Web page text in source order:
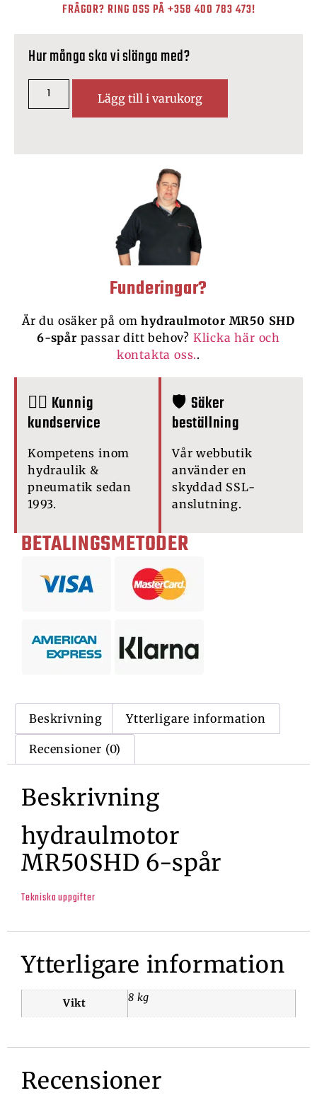
FRÅGOR? RING OSS PÅ+358 400 783 473!
Hur många ska vi slänga med?
Lägg till i varukorg
Funderingar?
Är du osäker på om hydraulmotor MR50 SHD
6-spår passar ditt behov? Klicka här och
kontakta oss..
🙋‍♂️ Kunnig
kundservice
Kompetens inom
hydraulik &
pneumatik sedan
1993.
🛡️ Säker
beställning
Vår webbutik
använder en
skyddad SSL-
anslutning.
BETALINGSMETODER
Beskrivning Ytterligare information
Recensioner (0)
Beskrivning
hydraulmotor
MR50SHD 6-spår
Tekniska uppgifter
Ytterligare information
Vikt 8 kg
Recensioner